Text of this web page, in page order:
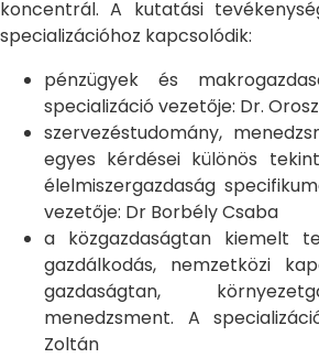
koncentrál. A kutatási
specializációhoz kapcsolódik:
pénzügyek és
specializáció vezetője: Dr.
szervezéstudomány,
egyes kérdései különös
élelmiszergazdaság
vezetője: Dr Borbély Csaba
a közgazdaságtan kiemelt
gazdálkodás, nemzetközi
gazdaságtan,
menedzsment. A
Zoltán